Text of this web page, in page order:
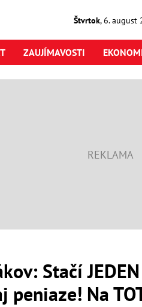
Štvrtok,6. august
ZAUJÍMAVOSTI
Stačí
peniaze! Na